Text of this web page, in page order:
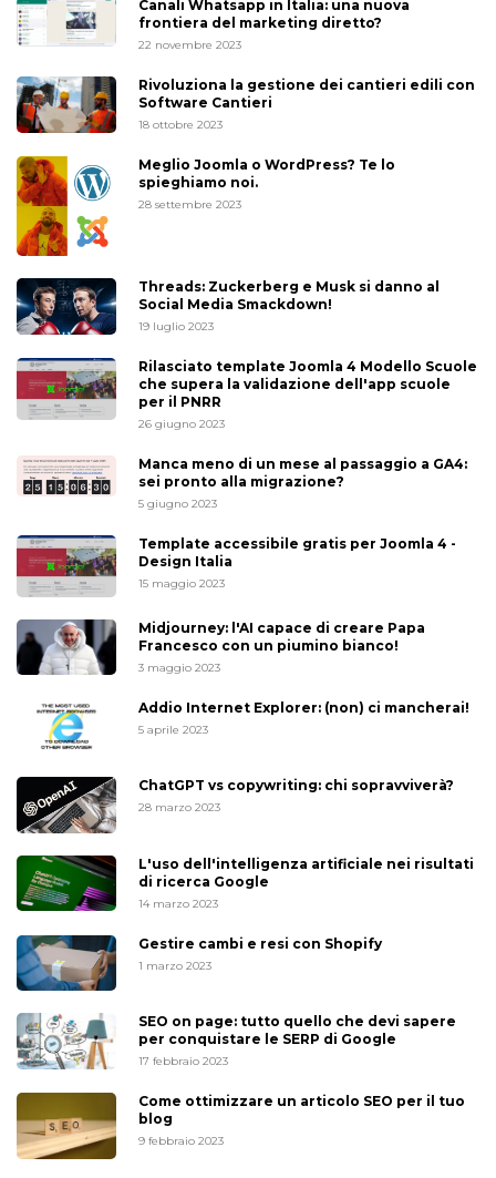
Canali Whatsapp in Italia: una nuova
frontiera del marketing diretto?
22 novembre 2023
Rivoluziona la gestione dei cantieri edili con
Software Cantieri
18 ottobre 2023
Meglio Joomla o WordPress? Te lo
spieghiamo noi.
28 settembre 2023
Threads: Zuckerberg e Musk si danno al
Social Media Smackdown!
19 luglio 2023
Rilasciato template Joomla 4 Modello Scuole
che supera la validazione dell'app scuole
per il PNRR
26 giugno 2023
Manca meno di un mese al passaggio a GA4:
sei pronto alla migrazione?
5 giugno 2023
Template accessibile gratis per Joomla 4 -
Design Italia
15 maggio 2023
Midjourney: l'AI capace di creare Papa
Francesco con un piumino bianco!
3 maggio 2023
Addio Internet Explorer: (non) ci mancherai!
5 aprile 2023
ChatGPT vs copywriting: chi sopravviverà?
28 marzo 2023
L'uso dell'intelligenza artificiale nei risultati
di ricerca Google
14 marzo 2023
Gestire cambi e resi con Shopify
1 marzo 2023
SEO on page: tutto quello che devi sapere
per conquistare le SERP di Google
17 febbraio 2023
Come ottimizzare un articolo SEO per il tuo
blog
9 febbraio 2023